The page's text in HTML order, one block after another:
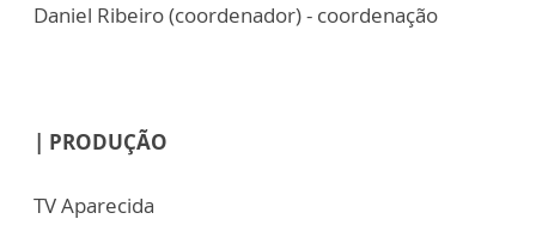
Daniel Ribeiro (coordenador) - coordenação
| PRODUÇÃO
TV Aparecida